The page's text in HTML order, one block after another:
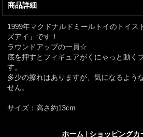
商品詳細
1999年マクドナルドミールトイのトイス
ズアイ」です！
ラウンドアップの一員☆
底を押すとフィギュアがくにゃっと動く
す。
多少の擦れはありますが、気になるよう
せん。
サイズ：高さ約13cm
ホーム | ショッピングカ